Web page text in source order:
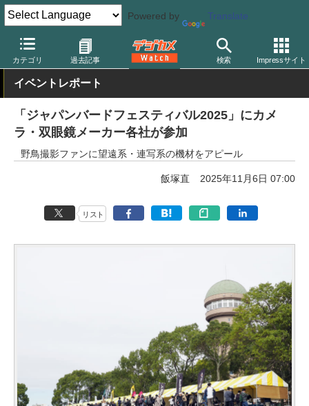
Powered by Translate
カテゴリ 過去記事 検索 Impressサイト
デジカメ Watch カメラ ミラーレスカメラ OMDS/オリンパス
イベントレポート
「ジャパンバードフェスティバル2025」にカメ
ラ・双眼鏡メーカー各社が参加
野鳥撮影ファンに望遠系・連写系の機材をアピール
飯塚直 2025年11月6日 07:00
リスト